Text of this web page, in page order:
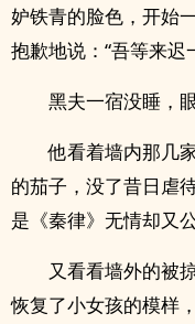
妒铁青的脸色，开始
抱歉地说：“吾等来迟
黑夫一宿没睡，
他看着墙内那几
的茄子，没了昔日虐
是《秦律》无情却又
又看看墙外的被
恢复了小女孩的模样